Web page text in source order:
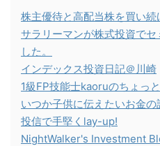
株主優待と高配当株を買い
サラリーマンが株式投資で
した。
インデックス投資日記＠川崎
1級FP技能士kaoruのちょっ
いつか子供に伝えたいお金の
投信で手堅くlay-up!
NightWalker's Investment